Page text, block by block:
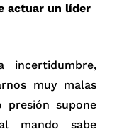
actuar un líder
muy malas
presión supone
mando sabe